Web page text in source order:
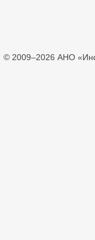
© 2009–2026 АНО